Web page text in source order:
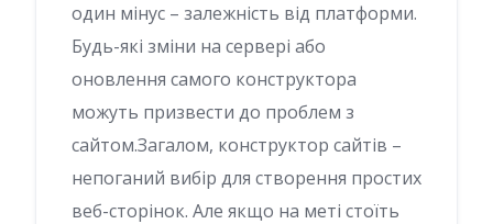
один мінус – залежність від платформи.
Будь-які зміни на сервері або
оновлення самого конструктора
можуть призвести до проблем з
сайтом.Загалом, конструктор сайтів –
непоганий вибір для створення простих
веб-сторінок. Але якщо на меті стоїть